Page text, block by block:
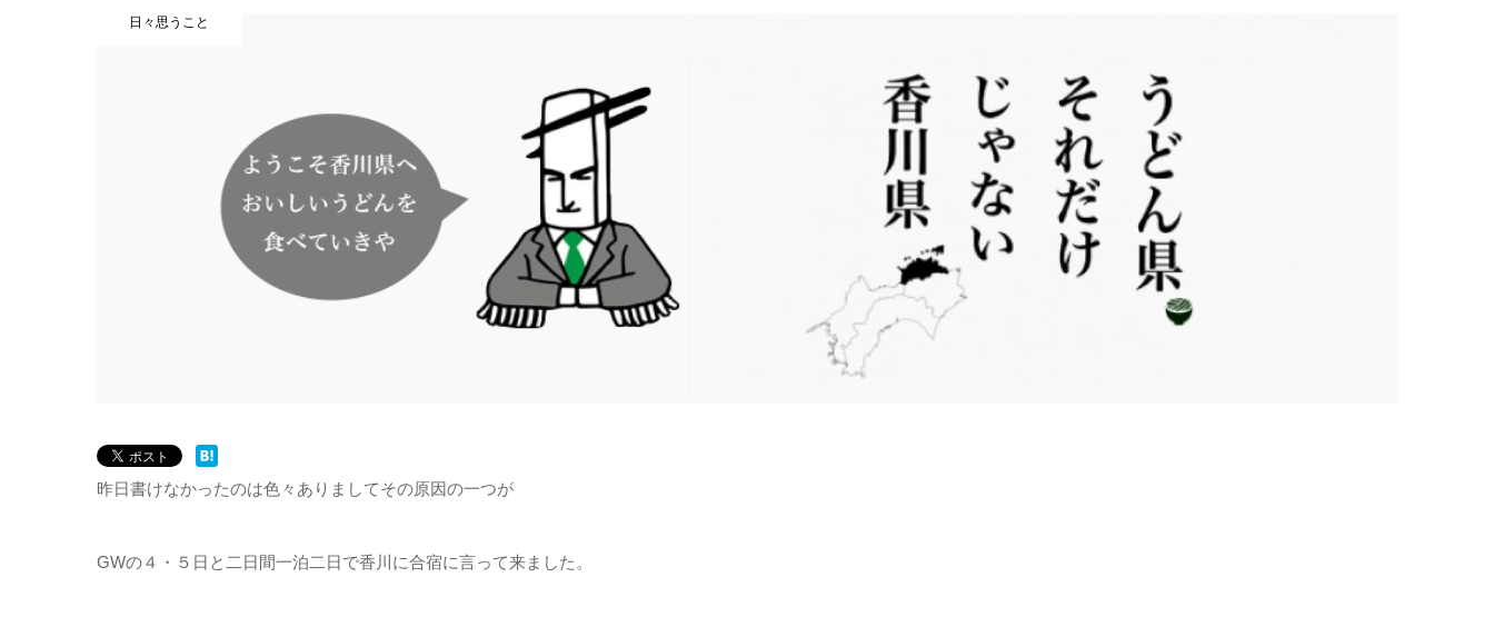
日々思うこと
昨日書けなかったのは色々ありましてその原因の一つが
GWの４・５日と二日間一泊二日で香川に合宿に言って来ました。